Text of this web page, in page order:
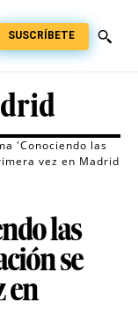
SUSCRÍBETE
'Conociendo las
vez en Madrid
las
se
en